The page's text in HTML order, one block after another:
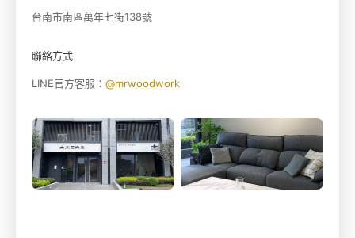
台南市南區萬年七街138號
聯絡方式
LINE官方客服： @mrwoodwork